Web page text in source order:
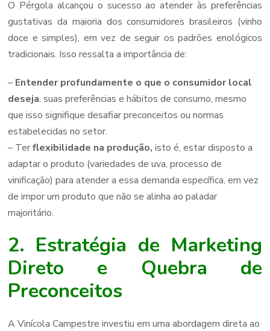
O Pérgola alcançou o sucesso ao atender às preferências
gustativas da maioria dos consumidores brasileiros (vinho
doce e simples), em vez de seguir os padrões enológicos
tradicionais. Isso ressalta a importância de:
– Entender profundamente o que o consumidor local
deseja, suas preferências e hábitos de consumo, mesmo
que isso signifique desafiar preconceitos ou normas
estabelecidas no setor.
– Terflexibilidade na produção, isto é, estar disposto a
adaptar o produto (variedades de uva, processo de
vinificação) para atender a essa demanda específica, em vez
de impor um produto que não se alinha ao paladar
majoritário.
2. Estratégia de Marketing
Direto e Quebra de
Preconceitos
A Vinícola Campestre investiu em uma abordagem direta ao